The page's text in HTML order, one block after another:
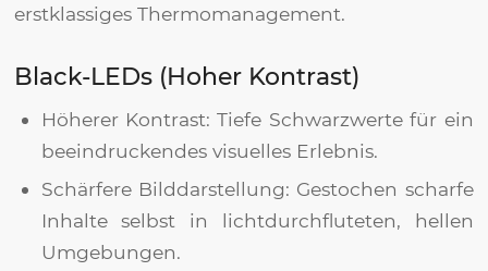
erstklassiges Thermomanagement.
Black-LEDs (Hoher Kontrast)
Höherer Kontrast: Tiefe Schwarzwerte für ein
beeindruckendes visuelles Erlebnis.
Schärfere Bilddarstellung: Gestochen scharfe
Inhalte selbst in lichtdurchfluteten, hellen
Umgebungen.